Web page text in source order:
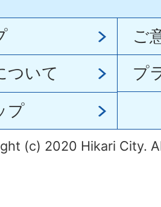
ご
ついて
プ
プ
(c) 2020 Hikari City.